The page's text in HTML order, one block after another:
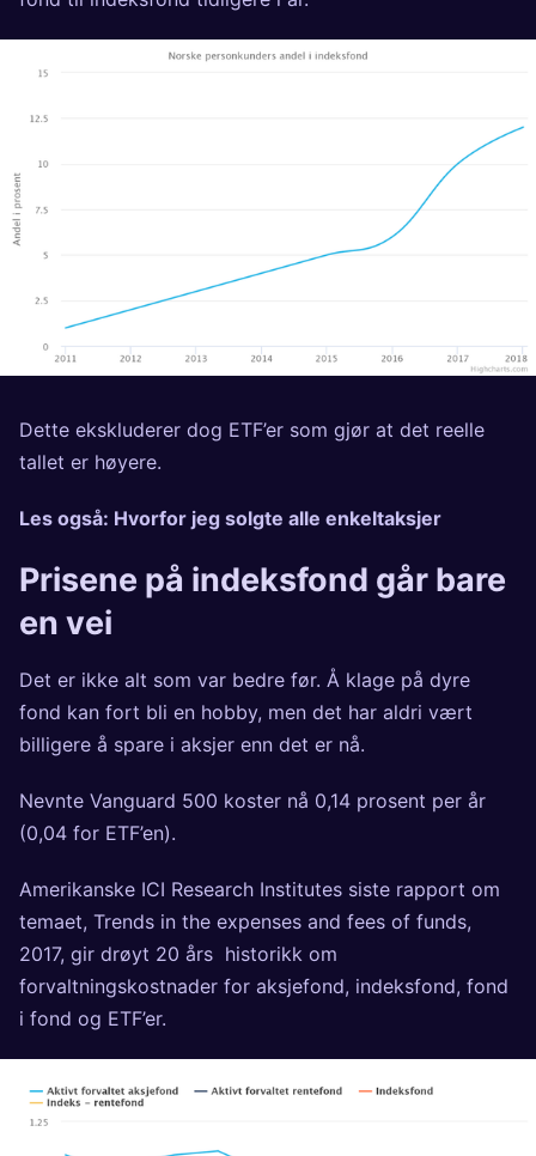
Dette ekskluderer dog ETF’er som gjør at det reelle
tallet er høyere.
Les også: Hvorfor jeg solgte alle enkeltaksjer
Prisene på indeksfond går bare
en vei
Det er ikke alt som var bedre før. Å klage på dyre
fond kan fort bli en hobby, men det har aldri vært
billigere å spare i aksjer enn det er nå.
Nevnte Vanguard 500 koster nå 0,14 prosent per år
(0,04 for ETF’en).
Amerikanske ICI Research Institutes siste rapport om
temaet, Trends in the expenses and fees of funds,
2017, gir drøyt 20 års historikk om
forvaltningskostnader for aksjefond, indeksfond, fond
i fond og ETF’er.